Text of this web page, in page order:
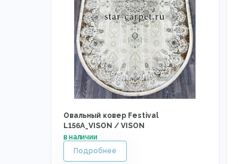
Овальный ковер Festival
L156A_VISON / VISON